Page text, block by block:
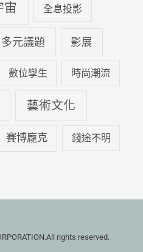
宙 全息投影
多元議題 影展
數位孿生 時尚潮流
藝術文化
賽博龐克 錢途不明
rights reserved.